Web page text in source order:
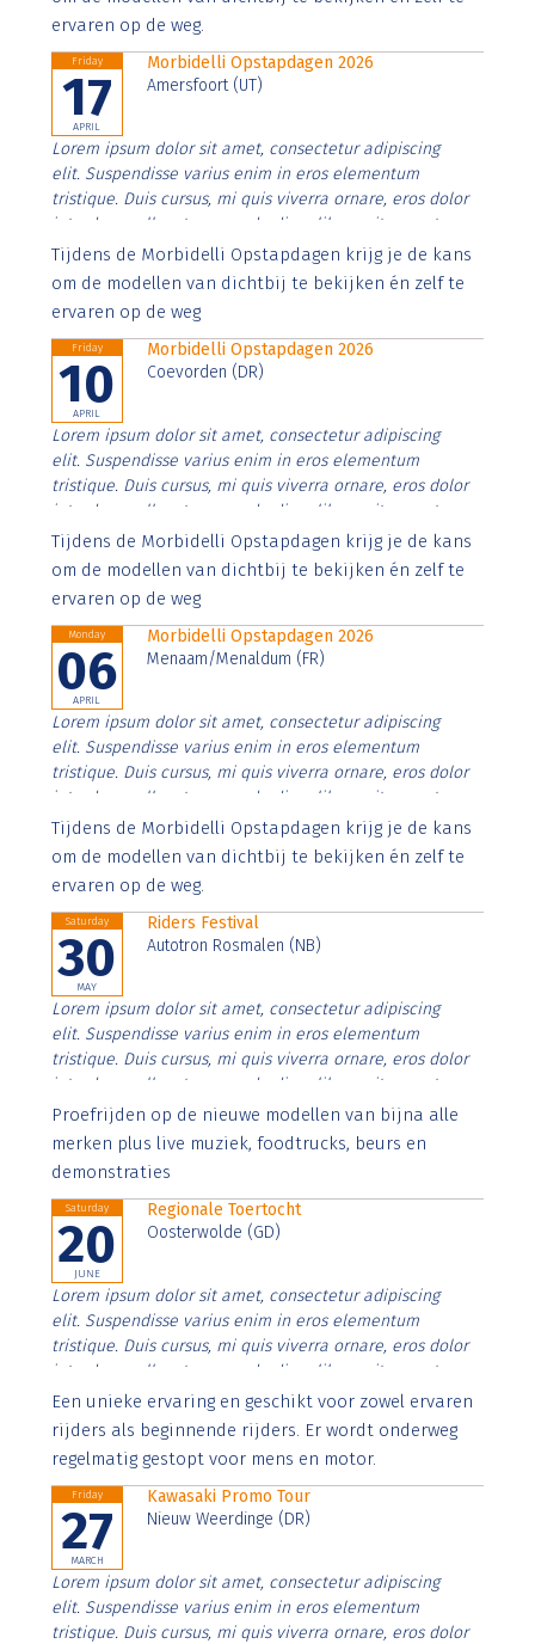
ervaren op de weg.
Friday
17
APRIL
Morbidelli Opstapdagen 2026
Amersfoort (UT)
Lorem ipsum dolor sit amet, consectetur adipiscing
elit. Suspendisse varius enim in eros elementum
tristique. Duis cursus, mi quis viverra ornare, eros dolor
interdum nulla, ut commodo diam libero vitae erat.
Aenean faucibus nibh et justo cursus id rutrum lorem
imperdiet. Nunc ut sem vitae risus tristique posuere.
Tijdens de Morbidelli Opstapdagen krijg je de kans
om de modellen van dichtbij te bekijken én zelf te
ervaren op de weg
Friday
10
APRIL
Morbidelli Opstapdagen 2026
Coevorden (DR)
Lorem ipsum dolor sit amet, consectetur adipiscing
elit. Suspendisse varius enim in eros elementum
tristique. Duis cursus, mi quis viverra ornare, eros dolor
interdum nulla, ut commodo diam libero vitae erat.
Aenean faucibus nibh et justo cursus id rutrum lorem
imperdiet. Nunc ut sem vitae risus tristique posuere.
Tijdens de Morbidelli Opstapdagen krijg je de kans
om de modellen van dichtbij te bekijken én zelf te
ervaren op de weg
Monday
06
APRIL
Morbidelli Opstapdagen 2026
Menaam/Menaldum (FR)
Lorem ipsum dolor sit amet, consectetur adipiscing
elit. Suspendisse varius enim in eros elementum
tristique. Duis cursus, mi quis viverra ornare, eros dolor
interdum nulla, ut commodo diam libero vitae erat.
Aenean faucibus nibh et justo cursus id rutrum lorem
imperdiet. Nunc ut sem vitae risus tristique posuere.
Tijdens de Morbidelli Opstapdagen krijg je de kans
om de modellen van dichtbij te bekijken én zelf te
ervaren op de weg.
Saturday
30
MAY
Riders Festival
Autotron Rosmalen (NB)
Lorem ipsum dolor sit amet, consectetur adipiscing
elit. Suspendisse varius enim in eros elementum
tristique. Duis cursus, mi quis viverra ornare, eros dolor
interdum nulla, ut commodo diam libero vitae erat.
Aenean faucibus nibh et justo cursus id rutrum lorem
imperdiet. Nunc ut sem vitae risus tristique posuere.
Proefrijden op de nieuwe modellen van bijna alle
merken plus live muziek, foodtrucks, beurs en
demonstraties
Saturday
20
JUNE
Regionale Toertocht
Oosterwolde (GD)
Lorem ipsum dolor sit amet, consectetur adipiscing
elit. Suspendisse varius enim in eros elementum
tristique. Duis cursus, mi quis viverra ornare, eros dolor
interdum nulla, ut commodo diam libero vitae erat.
Aenean faucibus nibh et justo cursus id rutrum lorem
imperdiet. Nunc ut sem vitae risus tristique posuere.
Een unieke ervaring en geschikt voor zowel ervaren
rijders als beginnende rijders. Er wordt onderweg
regelmatig gestopt voor mens en motor.
Friday
27
MARCH
Kawasaki Promo Tour
Nieuw Weerdinge (DR)
Lorem ipsum dolor sit amet, consectetur adipiscing
elit. Suspendisse varius enim in eros elementum
tristique. Duis cursus, mi quis viverra ornare, eros dolor